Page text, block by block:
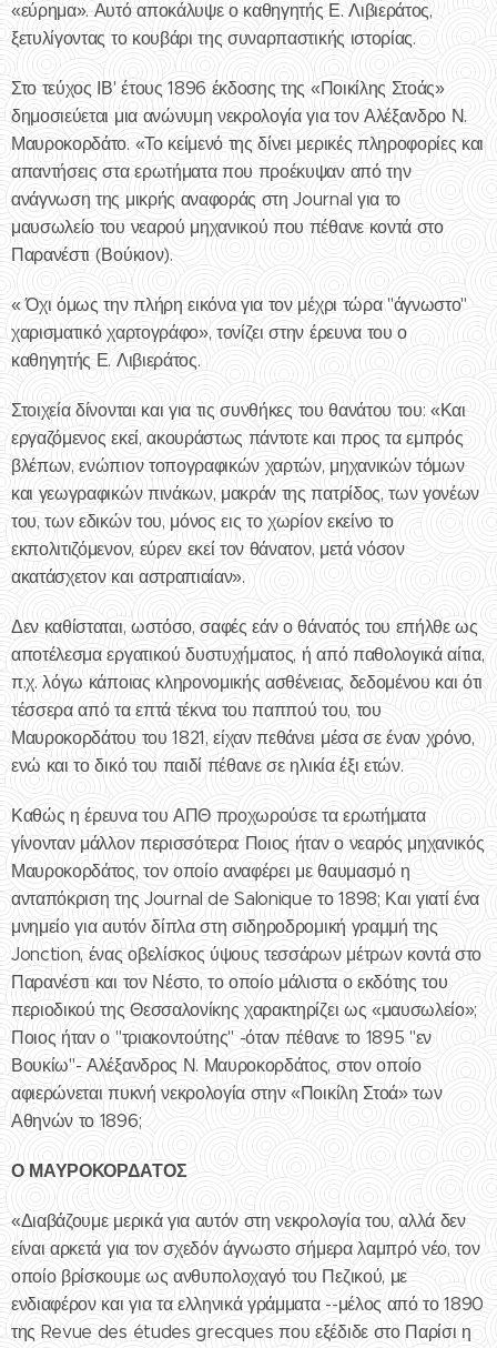
«εύρημα». Αυτό αποκάλυψε ο καθηγητής Ε. Λιβιεράτος,
ξετυλίγοντας το κουβάρι της συναρπαστικής ιστορίας.
Στο τεύχος ΙΒ' έτους 1896 έκδοσης της «Ποικίλης Στοάς»
δημοσιεύεται μια ανώνυμη νεκρολογία για τον Αλέξανδρο Ν.
Μαυροκορδάτο. «Το κείμενό της δίνει μερικές πληροφορίες και
απαντήσεις στα ερωτήματα που προέκυψαν από την
ανάγνωση της μικρής αναφοράς στη Journal για το
μαυσωλείο του νεαρού μηχανικού που πέθανε κοντά στο
Παρανέστι (Βούκιον).
« Όχι όμως την πλήρη εικόνα για τον μέχρι τώρα "άγνωστο"
χαρισματικό χαρτογράφο», τονίζει στην έρευνα του ο
καθηγητής Ε. Λιβιεράτος.
Στοιχεία δίνονται και για τις συνθήκες του θανάτου του: «Και
εργαζόμενος εκεί, ακουράστως πάντοτε και προς τα εμπρός
βλέπων, ενώπιον τοπογραφικών χαρτών, μηχανικών τόμων
και γεωγραφικών πινάκων, μακράν της πατρίδος, των γονέων
του, των εδικών του, μόνος εις το χωρίον εκείνο το
εκπολιτιζόμενον, εύρεν εκεί τον θάνατον, μετά νόσον
ακατάσχετον και αστραπιαίαν».
Δεν καθίσταται, ωστόσο, σαφές εάν ο θάνατός του επήλθε ως
αποτέλεσμα εργατικού δυστυχήματος, ή από παθολογικά αίτια,
π.χ. λόγω κάποιας κληρονομικής ασθένειας, δεδομένου και ότι
τέσσερα από τα επτά τέκνα του παππού του, του
Μαυροκορδάτου του 1821, είχαν πεθάνει μέσα σε έναν χρόνο,
ενώ και το δικό του παιδί πέθανε σε ηλικία έξι ετών.
Καθώς η έρευνα του ΑΠΘ προχωρούσε τα ερωτήματα
γίνονταν μάλλον περισσότερα: Ποιος ήταν ο νεαρός μηχανικός
Μαυροκορδάτος, τον οποίο αναφέρει με θαυμασμό η
ανταπόκριση της Journal de Salonique το 1898; Και γιατί ένα
μνημείο για αυτόν δίπλα στη σιδηροδρομική γραμμή της
Jonction, ένας οβελίσκος ύψους τεσσάρων μέτρων κοντά στο
Παρανέστι και τον Νέστο, το οποίο μάλιστα ο εκδότης του
περιοδικού της Θεσσαλονίκης χαρακτηρίζει ως «μαυσωλείο»;
Ποιος ήταν ο "τριακοντούτης" -όταν πέθανε το 1895 "εν
Βουκίω"- Αλέξανδρος Ν. Μαυροκορδάτος, στον οποίο
αφιερώνεται πυκνή νεκρολογία στην «Ποικίλη Στοά» των
Αθηνών το 1896;
Ο ΜΑΥΡΟΚΟΡΔΑΤΟΣ
«Διαβάζουμε μερικά για αυτόν στη νεκρολογία του, αλλά δεν
είναι αρκετά για τον σχεδόν άγνωστο σήμερα λαμπρό νέο, τον
οποίο βρίσκουμε ως ανθυπολοχαγό του Πεζικού, με
ενδιαφέρον και για τα ελληνικά γράμματα --μέλος από το 1890
της Revue des études grecques που εξέδιδε στο Παρίσι η